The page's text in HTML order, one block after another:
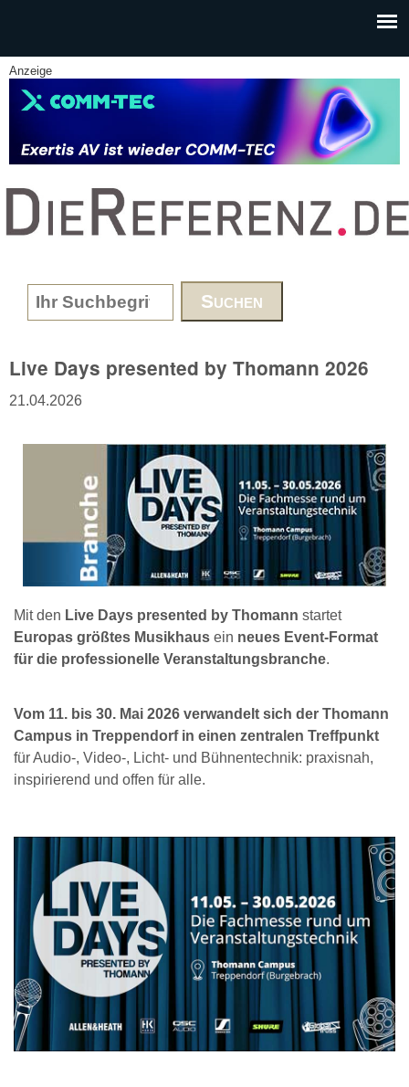
Anzeige
www.DieReferenz.de
Search form
Live Days presented by Thomann 2026
21.04.2026
Mit den Live Days presented by Thomann startet
Europas größtes Musikhaus ein neues Event-Format
für die professionelle Veranstaltungsbranche.
Vom 11. bis 30. Mai 2026 verwandelt sich der Thomann
Campus in Treppendorf in einen zentralen Treffpunkt
für Audio-, Video-, Licht- und Bühnentechnik: praxisnah,
inspirierend und offen für alle.